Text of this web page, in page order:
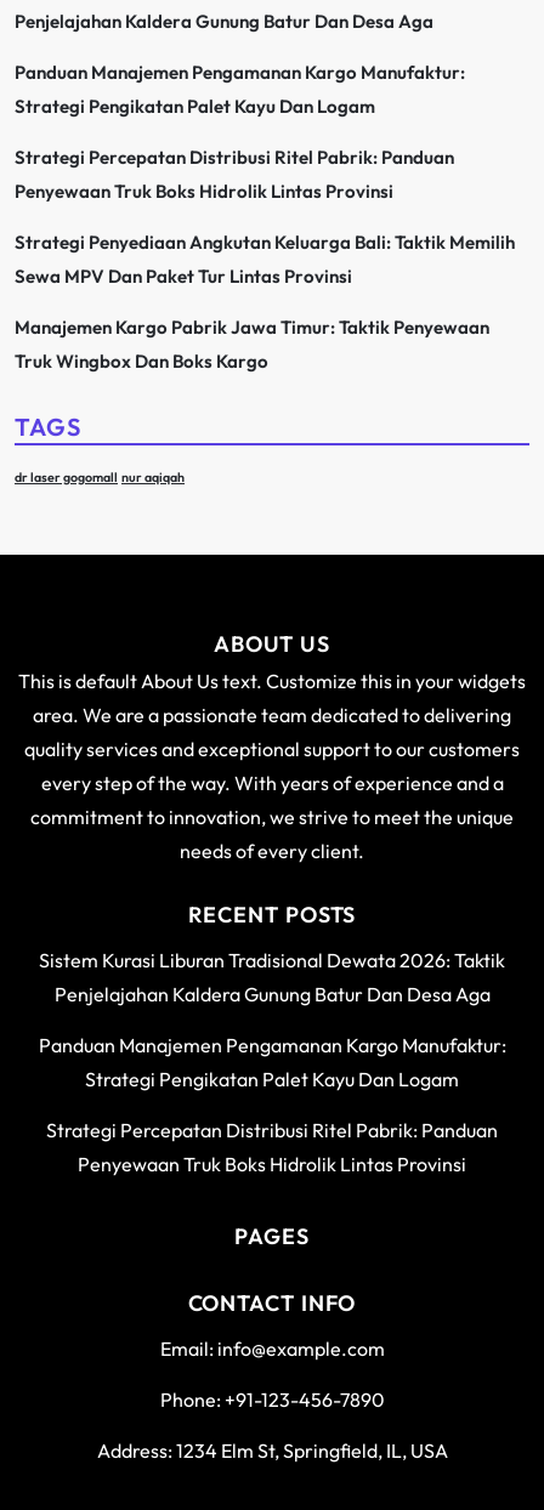
Penjelajahan Kaldera Gunung Batur Dan Desa Aga
Panduan Manajemen Pengamanan Kargo Manufaktur:
Strategi Pengikatan Palet Kayu Dan Logam
Strategi Percepatan Distribusi Ritel Pabrik: Panduan
Penyewaan Truk Boks Hidrolik Lintas Provinsi
Strategi Penyediaan Angkutan Keluarga Bali: Taktik Memilih
Sewa MPV Dan Paket Tur Lintas Provinsi
Manajemen Kargo Pabrik Jawa Timur: Taktik Penyewaan
Truk Wingbox Dan Boks Kargo
TAGS
dr laser gogomall nur aqiqah
ABOUT US
This is default About Us text. Customize this in your widgets
area. We are a passionate team dedicated to delivering
quality services and exceptional support to our customers
every step of the way. With years of experience and a
commitment to innovation, we strive to meet the unique
needs of every client.
RECENT POSTS
Sistem Kurasi Liburan Tradisional Dewata 2026: Taktik
Penjelajahan Kaldera Gunung Batur Dan Desa Aga
Panduan Manajemen Pengamanan Kargo Manufaktur:
Strategi Pengikatan Palet Kayu Dan Logam
Strategi Percepatan Distribusi Ritel Pabrik: Panduan
Penyewaan Truk Boks Hidrolik Lintas Provinsi
PAGES
CONTACT INFO
Email: info@example.com
Phone: +91-123-456-7890
Address: 1234 Elm St, Springfield, IL, USA